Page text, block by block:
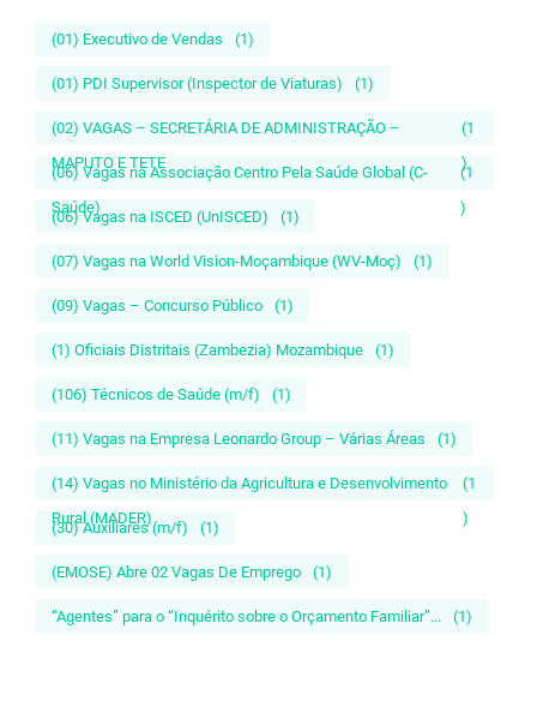
(01) Executivo de Vendas (1)
(01) PDI Supervisor (Inspector de Viaturas) (1)
(02) VAGAS – SECRETÁRIA DE ADMINISTRAÇÃO –
MAPUTO E TETE
(1
)
(06) Vagas na Associação Centro Pela Saúde Global (C-
Saúde)
(1
)
(06) Vagas na ISCED (UnISCED) (1)
(07) Vagas na World Vision-Moçambique (WV-Moç) (1)
(09) Vagas – Concurso Público (1)
(1) Oficiais Distritais (Zambezia) Mozambique (1)
(106) Técnicos de Saúde (m/f) (1)
(11) Vagas na Empresa Leonardo Group – Várias Áreas (1)
(14) Vagas no Ministério da Agricultura e Desenvolvimento
Rural (MADER)
(1
)
(30) Auxiliares (m/f) (1)
(EMOSE) Abre 02 Vagas De Emprego (1)
“Agentes” para o “Inquérito sobre o Orçamento Familiar”... (1)